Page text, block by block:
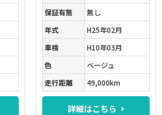
保証有無
無し
年式
H25年02月
車検
H10年03月
色
ベージュ
走行距離
49,000km
詳細はこちら